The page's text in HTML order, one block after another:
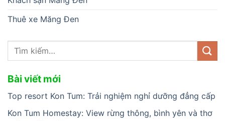
Thuê xe Măng Đen
Bài viết mới
Top resort Kon Tum: Trải nghiệm nghỉ dưỡng đẳng cấp
Kon Tum Homestay: View rừng thông, bình yên và thơ